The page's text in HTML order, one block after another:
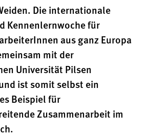
Die internationale
Kennenlernwoche für
aus ganz Europa
mit der
Universität Pilsen
ist somit selbst ein
Beispiel für
Zusammenarbeit im
die ausgewählten Einverständnis-